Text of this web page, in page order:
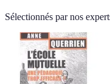
Sélectionnés par nos